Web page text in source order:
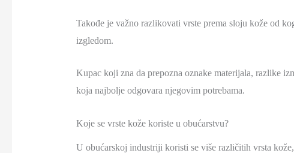
Takođe je važno razlikovati vrste prema sloju kože od
izgledom.
Kupac koji zna da prepozna oznake materijala, razlike
koja najbolje odgovara njegovim potrebama.
Koje se vrste kože koriste u obućarstvu?
U obućarskoj industriji koristi se više različitih vrsta